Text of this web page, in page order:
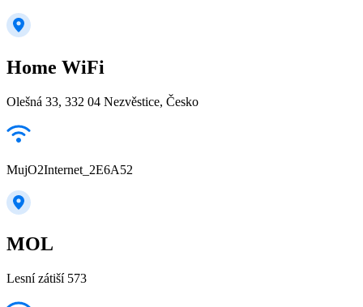
Home WiFi
Olešná 33, 332 04 Nezvěstice, Česko
MujO2Internet_2E6A52
MOL
Lesní zátiší 573